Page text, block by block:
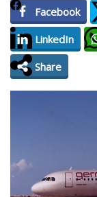
Facebook
LinkedIn
Share